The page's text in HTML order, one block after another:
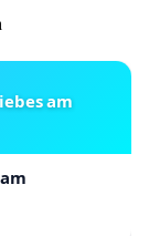
am